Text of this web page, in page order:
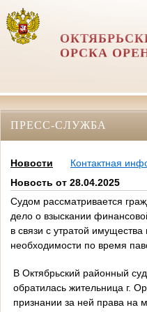
ОРСКА
ПРЕСС-СЛУЖБА
Новости
Контактная
Новость от 28.04.2025
Судом рассматривается
дело о взыскании
в связи с утратой имущества
необходимости по время
В Октябрьский районный
обратилась жительница г.
признании за ней права на